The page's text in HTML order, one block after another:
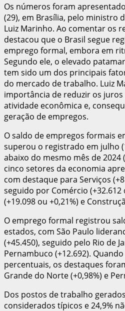
Os números foram
(29), em Brasília, pelo ministro
Luiz Marinho. Ao comentar os
destacou que o Brasil segue
emprego formal, embora em
Segundo ele, o elevado
tem sido um dos principais
do mercado de trabalho. Luiz
importância de reduzir os
atividade econômica e,
geração de empregos.
O saldo de empregos formais
superou o registrado em julho
abaixo do mesmo mês de 2024
cinco setores da economia
com destaque para Serviços
seguido por Comércio (+32.612
(+19.098 ou +0,21%) e
O emprego formal registrou
estados, com São Paulo
(+45.450), seguido pelo Rio de
Pernambuco (+12.692).
percentuais, os destaques
Grande do Norte (+0,98%) e
Dos postos de trabalho
considerados típicos e 24,9%